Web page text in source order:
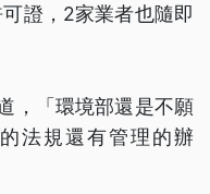
證，2家業者也隨即
，「環境部還是不願
法規還有管理的辦